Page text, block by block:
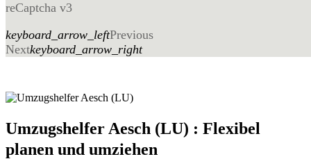
reCaptcha v3
keyboard_arrow_leftPrevious
Nextkeyboard_arrow_right
Umzugshelfer Aesch (LU) : Flexibel
planen und umziehen